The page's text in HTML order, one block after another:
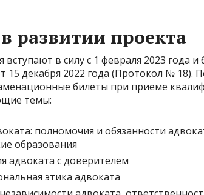
развитии проекта
в силу с 1 февраля 2023 года
декабря 2022 года (Протокол № 18).
билеты при приеме
темы:
полномочия и обязанности
образования
адвоката с доверителем
этика адвоката